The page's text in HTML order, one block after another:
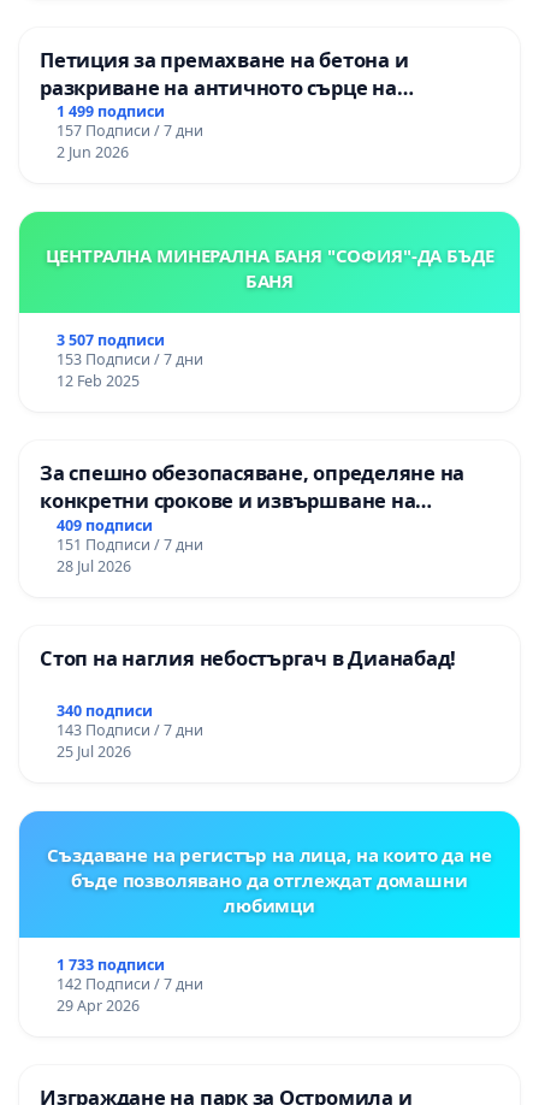
Петиция за премахване на бетона и
разкриване на античното сърце на
Могиланската могила във Враца
1 499 подписи
157 Подписи / 7 дни
2 Jun 2026
ЦЕНТРАЛНА МИНЕРАЛНА БАНЯ "СОФИЯ"-ДА БЪДЕ
БАНЯ
3 507 подписи
153 Подписи / 7 дни
12 Feb 2025
За спешно обезопасяване, определяне на
конкретни срокове и извършване на
цялостна рехабилитация на
републиканския път между пътен възел АМ
„Тракия“ - гр. Ихтиман - с. Мирово - к.к.
409 подписи
151 Подписи / 7 дни
28 Jul 2026
Стоп на наглия небостъргач в Дианабад!
340 подписи
143 Подписи / 7 дни
25 Jul 2026
Създаване на регистър на лица, на които да не
бъде позволявано да отглеждат домашни
любимци
1 733 подписи
142 Подписи / 7 дни
29 Apr 2026
Изграждане на парк за Остромила и